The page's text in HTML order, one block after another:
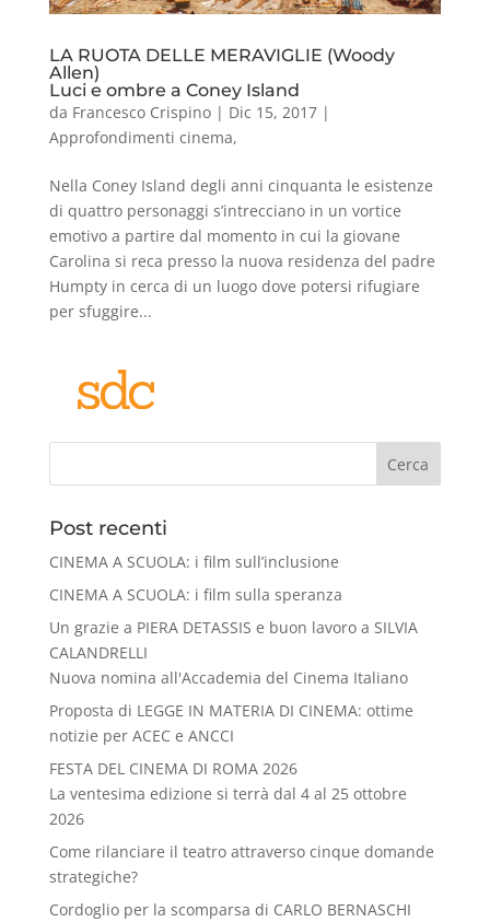
LA RUOTA DELLE MERAVIGLIE (Woody
Allen)
Luci e ombre a Coney Island
da Francesco Crispino| Dic 15, 2017|
Approfondimenti cinema,
Nella Coney Island degli anni cinquanta le esistenze
di quattro personaggi s’intrecciano in un vortice
emotivo a partire dal momento in cui la giovane
Carolina si reca presso la nuova residenza del padre
Humpty in cerca di un luogo dove potersi rifugiare
per sfuggire...
Cerca
Post recenti
CINEMA A SCUOLA: i film sull’inclusione
CINEMA A SCUOLA: i film sulla speranza
Un grazie a PIERA DETASSIS e buon lavoro a SILVIA
CALANDRELLI
Nuova nomina all'Accademia del Cinema Italiano
Proposta di LEGGE IN MATERIA DI CINEMA: ottime
notizie per ACEC e ANCCI
FESTA DEL CINEMA DI ROMA 2026
La ventesima edizione si terrà dal 4 al 25 ottobre
2026
Come rilanciare il teatro attraverso cinque domande
strategiche?
Cordoglio per la scomparsa di CARLO BERNASCHI